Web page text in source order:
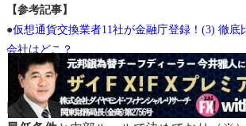
【参考記事】
●仮想通貨交換業者11社が金融庁登録！(3) 徹底
会社はどこ？
当サイト「ザイＦＸ！」では、広告掲
比較コンテンツへの掲載に関しては金融